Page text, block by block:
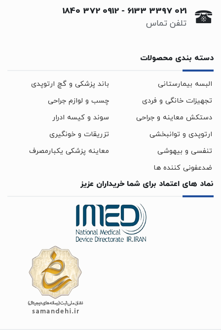
021 3397 6133
-
0912 372 1840
تلفن تماس
دسته بندی محصولات
البسه بیمارستانی
باند پزشکی و گچ ارتوپدی
تجهیزات خانگی و فردی
چسب و لوازم جراحی
دستکش معاینه و جراحی
سوند و کیسه ادرار
ارتوپدی و توانبخشی
تزریقات و خونگیری
تنفسی و بیهوشی
معاینه پزشکی یکبارمصرف
ضدعفونی کننده ها
نماد های اعتماد برای شما خریداران عزیز